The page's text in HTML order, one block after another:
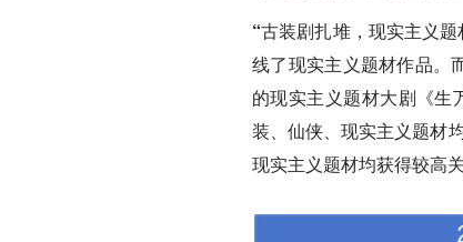
“古装剧扎堆，现实主义
线了现实主义题材作品。
的现实主义题材大剧《生
装、仙侠、现实主义题材
现实主义题材均获得较高